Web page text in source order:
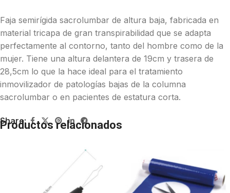
Faja semirígida sacrolumbar de altura baja, fabricada en
material tricapa de gran transpirabilidad que se adapta
perfectamente al contorno, tanto del hombre como de la
mujer. Tiene una altura delantera de 19cm y trasera de
28,5cm lo que la hace ideal para el tratamiento
inmovilizador de patologías bajas de la columna
sacrolumbar o en pacientes de estatura corta.
Share:
Productos relacionados